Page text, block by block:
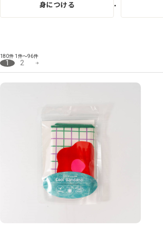
身につける
180件 1件～96件
1 2